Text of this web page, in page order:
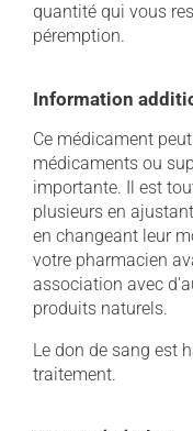
quantité qui vous
péremption.
Information
Ce médicament
médicaments ou
importante. Il est
plusieurs en
en changeant leur
votre pharmacien
association avec
produits naturels.
Le don de sang est
traitement.